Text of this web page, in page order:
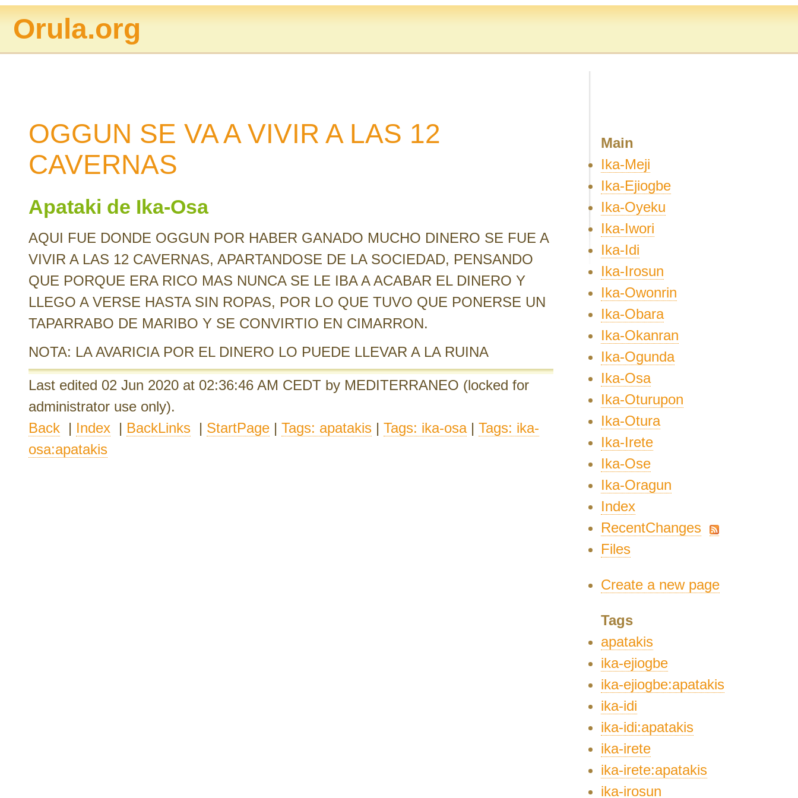
Orula.org
OGGUN SE VA A VIVIR A LAS 12
CAVERNAS
Apataki de Ika-Osa
AQUI FUE DONDE OGGUN POR HABER GANADO MUCHO DINERO SE FUE A
VIVIR A LAS 12 CAVERNAS, APARTANDOSE DE LA SOCIEDAD, PENSANDO
QUE PORQUE ERA RICO MAS NUNCA SE LE IBA A ACABAR EL DINERO Y
LLEGO A VERSE HASTA SIN ROPAS, POR LO QUE TUVO QUE PONERSE UN
TAPARRABO DE MARIBO Y SE CONVIRTIO EN CIMARRON.
NOTA: LA AVARICIA POR EL DINERO LO PUEDE LLEVAR A LA RUINA
Last edited 02 Jun 2020 at 02:36:46 AM CEDT by MEDITERRANEO (locked for
administrator use only).
Back | Index | BackLinks | StartPage | Tags: apatakis | Tags: ika-osa| Tags: ika-
osa:apatakis
Main
Ika-Meji
Ika-Ejiogbe
Ika-Oyeku
Ika-Iwori
Ika-Idi
Ika-Irosun
Ika-Owonrin
Ika-Obara
Ika-Okanran
Ika-Ogunda
Ika-Osa
Ika-Oturupon
Ika-Otura
Ika-Irete
Ika-Ose
Ika-Oragun
Index
RecentChanges
Files
Create a new page
Tags
apatakis
ika-ejiogbe
ika-ejiogbe:apatakis
ika-idi
ika-idi:apatakis
ika-irete
ika-irete:apatakis
ika-irosun